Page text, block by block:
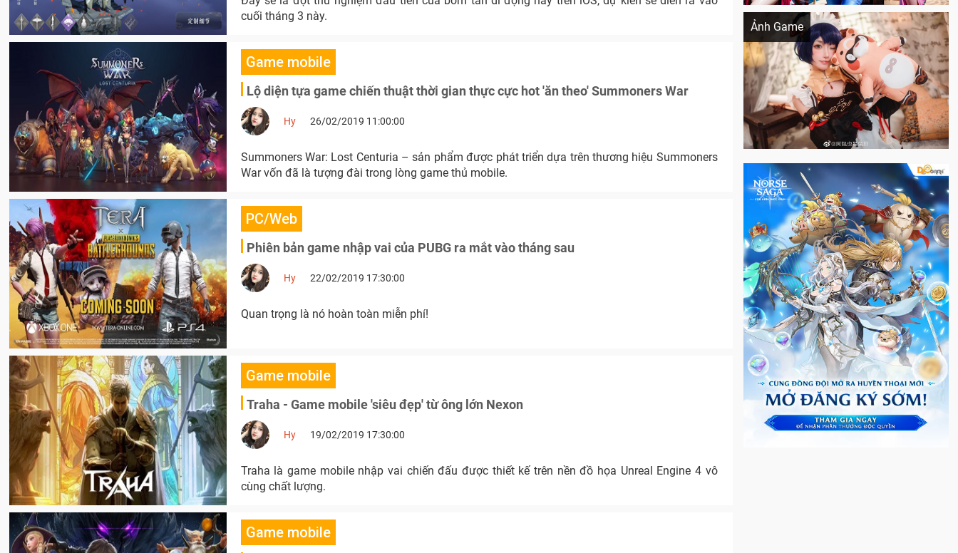
cuối tháng 3 này.
Game mobile
Lộ diện tựa game chiến thuật thời gian thực cực hot 'ăn theo' Summoners War
Hy 26/02/2019 11:00:00
Summoners War: Lost Centuria – sản phẩm được phát triển dựa trên thương hiệu Summoners
War vốn đã là tượng đài trong lòng game thủ mobile.
PC/Web
Phiên bản game nhập vai của PUBG ra mắt vào tháng sau
Hy 22/02/2019 17:30:00
Quan trọng là nó hoàn toàn miễn phí!
Game mobile
Traha - Game mobile 'siêu đẹp' từ ông lớn Nexon
Hy 19/02/2019 17:30:00
Traha là game mobile nhập vai chiến đấu được thiết kế trên nền đồ họa Unreal Engine 4 vô
cùng chất lượng.
Game mobile
Ảnh Game